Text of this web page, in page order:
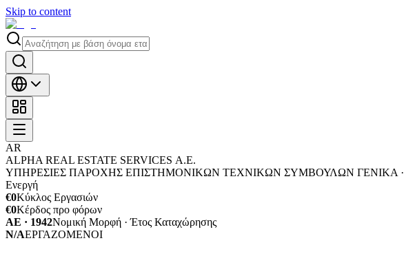
Skip to content
AR
ALPHA REAL ESTATE SERVICES Α.Ε.
ΥΠΗΡΕΣΙΕΣ ΠΑΡΟΧΗΣ ΕΠΙΣΤΗΜΟΝΙΚΩΝ ΤΕΧΝΙΚΩΝ ΣΥΜΒΟΥΛΩΝ ΓΕΝΙΚΑ ·
Ενεργή
€0Κύκλος Εργασιών
€0Κέρδος προ φόρων
ΑΕ · 1942Νομική Μορφή · Έτος Καταχώρησης
N/AΕΡΓΑΖΟΜΕΝΟΙ